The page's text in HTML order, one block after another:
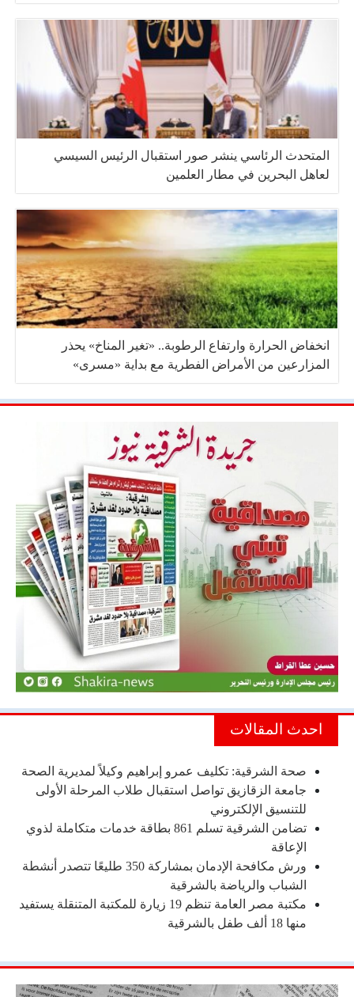
المتحدث الرئاسي ينشر صور استقبال الرئيس السيسي
لعاهل البحرين في مطار العلمين
انخفاض الحرارة وارتفاع الرطوبة.. «تغير المناخ» يحذر
المزارعين من الأمراض الفطرية مع بداية «مسرى»
احدث المقالات
صحة الشرقية: تكليف عمرو إبراهيم وكيلاً لمديرية الصحة
جامعة الزقازيق تواصل استقبال طلاب المرحلة الأولى
للتنسيق الإلكتروني
تضامن الشرقية تسلم 861 بطاقة خدمات متكاملة لذوي
الإعاقة
ورش مكافحة الإدمان بمشاركة 350 طليعًا تتصدر أنشطة
الشباب والرياضة بالشرقية
مكتبة مصر العامة تنظم 19 زيارة للمكتبة المتنقلة يستفيد
منها 18 ألف طفل بالشرقية